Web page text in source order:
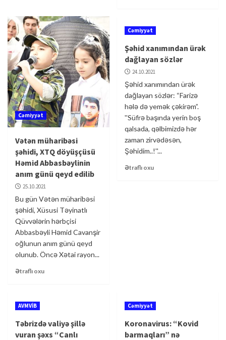
Cəmiyyət
Vətən müharibəsi
şəhidi, XTQ döyüşçüsü
Həmid Abbasbəylinin
anım günü qeyd edilib
25.10.2021
Bu gün Vətən müharibəsi
şəhidi, Xüsusi Təyinatlı
Qüvvələrin hərbçisi
Abbasbəyli Həmid Cavanşir
oğlunun anım günü qeyd
olunub. Öncə Xətai rayon...
Ətraflı oxu
Cəmiyyət
Şəhid xanımından ürək
dağlayan sözlər
24.10.2021
Şəhid xanımından ürək
dağlayan sözlər: “Farizə
hələ də yemək çəkirəm”.
''Süfrə başında yerin boş
qalsada, qəlbimizdə hər
zaman zirvədəsən,
Şəhidim..!''...
Ətraflı oxu
AVMVİB
Təbrizdə valiyə şillə
vuran şəxs “Canlı
Cəmiyyət
Koronavirus: “Kovid
barmaqları” nə